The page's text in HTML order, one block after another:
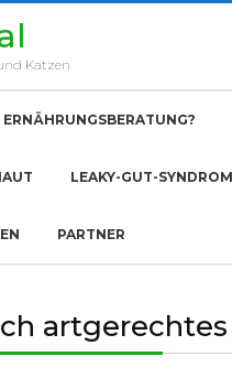
Katzen
LEAKY-GUT-SYNDROM
PARTNER